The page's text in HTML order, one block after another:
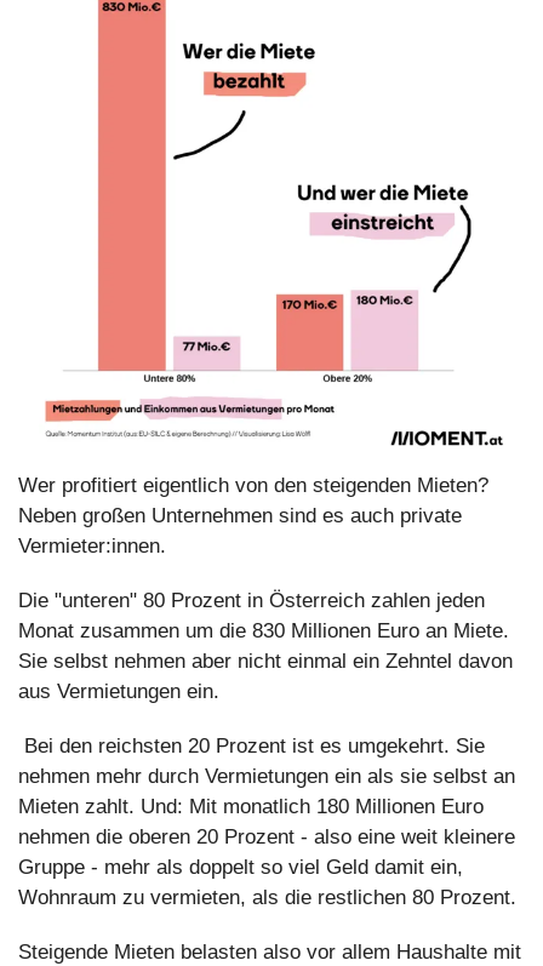
Wer profitiert eigentlich von den steigenden Mieten?
Neben großen Unternehmen sind es auch private
Vermieter:innen.
Die "unteren" 80 Prozent in Österreich zahlen jeden
Monat zusammen um die 830 Millionen Euro an Miete.
Sie selbst nehmen aber nicht einmal ein Zehntel davon
aus Vermietungen ein.
nehmen mehr durch Vermietungen ein als sie selbst an
Mieten zahlt. Und: Mit monatlich 180 Millionen Euro
nehmen die oberen 20 Prozent - also eine weit kleinere
Gruppe - mehr als doppelt so viel Geld damit ein,
Wohnraum zu vermieten, als die restlichen 80 Prozent.
Steigende Mieten belasten also vor allem Haushalte mit